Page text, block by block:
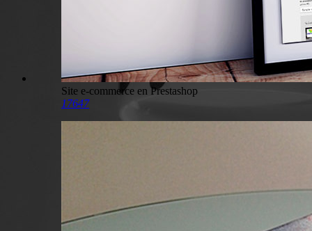
Site e-commerce en Prestashop
17647